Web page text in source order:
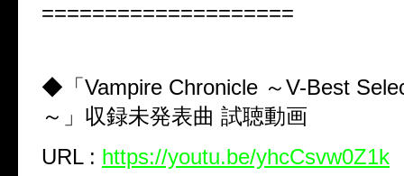
====================
◆「Vampire Chronicle ～V-Best
～」収録未発表曲 試聴動画
URL : https://youtu.be/yhcCsvw0Z1k